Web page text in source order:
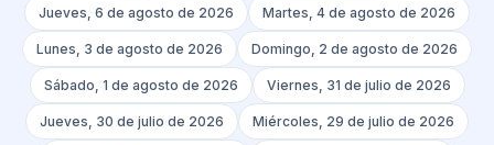
Jueves, 6 de agosto de 2026 Martes, 4 de agosto de 2026
Lunes, 3 de agosto de 2026 Domingo, 2 de agosto de 2026
Sábado, 1 de agosto de 2026 Viernes, 31 de julio de 2026
Jueves, 30 de julio de 2026 Miércoles, 29 de julio de 2026